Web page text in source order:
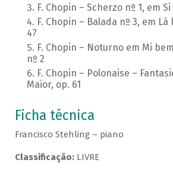
F. Chopin – Scherzo nº 1, em
F. Chopin – Balada nº 3, em
47
F. Chopin – Noturno em Mi
nº 2
F. Chopin – Polonaise –
Maior, op. 61
Ficha técnica
Francisco Stehling – piano
Classificação:LIVRE